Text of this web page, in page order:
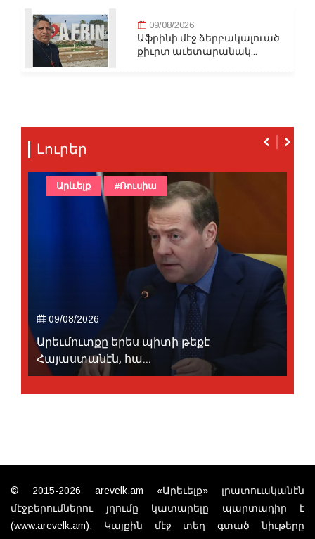
09/08/2026
Աֆրինի մէջ ձերբակալուած
քիւրտ աւետարանակ...
Լուրեր
09/08/2026
Արեւմուտքը երես պիտի թեքէ
Հայաստանէն, հա...
Արևելք #Ռուսիա
© 2015-2026 arevelk.am «Արեւելք» լրատուականէն
մէջբերումներու յղումը կատարելը պարտադիր է
(www.arevelk.am): Կայքին մէջ տեղ գտած նիւթերը